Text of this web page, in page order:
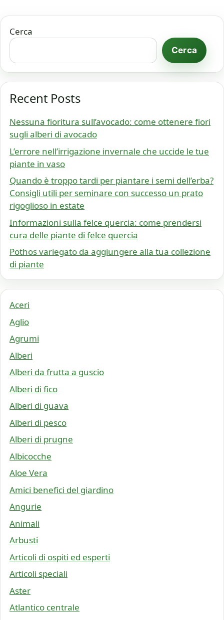
Cerca
Cerca
Recent Posts
Nessuna fioritura sull’avocado: come ottenere fiori
sugli alberi di avocado
L’errore nell’irrigazione invernale che uccide le tue
piante in vaso
Quando è troppo tardi per piantare i semi dell’erba?
Consigli utili per seminare con successo un prato
rigoglioso in estate
Informazioni sulla felce quercia: come prendersi
cura delle piante di felce quercia
Pothos variegato da aggiungere alla tua collezione
di piante
Aceri
Aglio
Agrumi
Alberi
Alberi da frutta a guscio
Alberi di fico
Alberi di guava
Alberi di pesco
Alberi di prugne
Albicocche
Aloe Vera
Amici benefici del giardino
Angurie
Animali
Arbusti
Articoli di ospiti ed esperti
Articoli speciali
Aster
Atlantico centrale